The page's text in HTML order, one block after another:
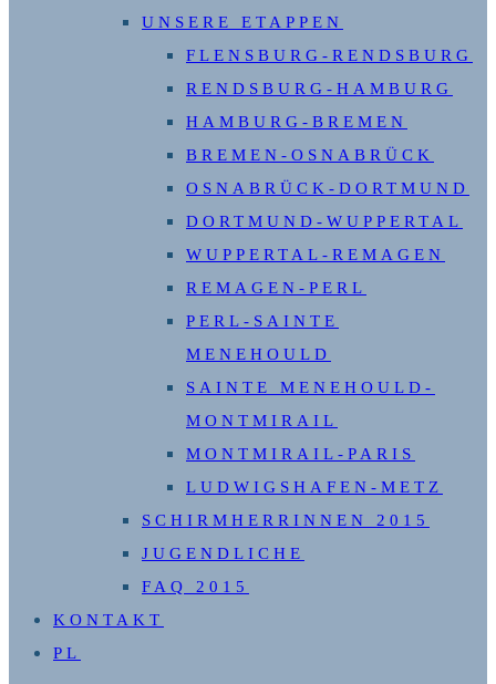
UNSERE ETAPPEN
FLENSBURG-RENDSBURG
RENDSBURG-HAMBURG
HAMBURG-BREMEN
BREMEN-OSNABRÜCK
OSNABRÜCK-DORTMUND
DORTMUND-WUPPERTAL
WUPPERTAL-REMAGEN
REMAGEN-PERL
PERL-SAINTE
MENEHOULD
SAINTE MENEHOULD-
MONTMIRAIL
MONTMIRAIL-PARIS
LUDWIGSHAFEN-METZ
SCHIRMHERRINNEN 2015
JUGENDLICHE
FAQ 2015
KONTAKT
PL